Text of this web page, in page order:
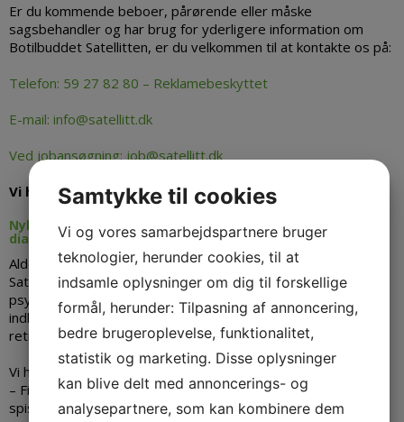
Er du kommende beboer, pårørende eller måske
sagsbehandler og har brug for yderligere information om
Botilbuddet Satellitten, er du velkommen til at kontakte os på:
Telefon: 59 27 82 80 – Reklamebeskyttet
E-mail: info@satellitt.dk
Ved jobansøgning: job@satellitt.dk
Vi har to ledige pladser pr. 01-08-2026
Nyhed: Satellitten har nu ledige pladser til mennesker
diagnosticerede med spiseforstyrrelser
Alder er fra 18 år og opefter ved indflytning.
Satellitten har mange års erfaring med mennesker med
psykiatriske lidelser, herunder spiseforstyrrelser. Vi
indhenter erfaring, så vi lever op til at fungere efter
retningslinjerne for et højt specialiseret tilbud.
Vi har nært samarbejde omkring tilbuddet med blandt andre
– Finn Skårderud og Bente Sommerfeldt; eksperter i
spiseforstyrrelser
Samtykke til cookies
Vi og vores samarbejdspartnere bruger
teknologier, herunder cookies, til at
indsamle oplysninger om dig til forskellige
formål, herunder: Tilpasning af annoncering,
bedre brugeroplevelse, funktionalitet,
statistik og marketing. Disse oplysninger
kan blive delt med annoncerings- og
analysepartnere, som kan kombinere dem